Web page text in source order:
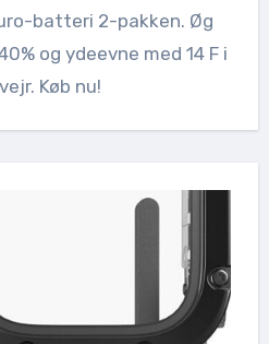
batteri 2-pakken. Øg
og ydeevne med 14 F i
Køb nu!